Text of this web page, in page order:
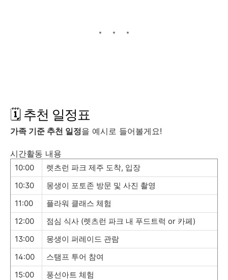
🗓️ 추천 일정표
가족 기준 추천 일정을 예시로 들어볼게요!
시간활동 내용
10:00
렛츠런 파크 제주 도착, 입장
10:30
몽생이 포토존 방문 및 사진 촬영
11:00
플라워 클래스 체험
12:00
점심 식사 (렛츠런 파크 내 푸드트럭 or 카페)
13:00
몽생이 퍼레이드 관람
14:00
스탬프 투어 참여
15:00
풍선아트 체험